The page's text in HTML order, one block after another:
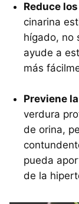
Reduce
cinarina
hígado, no
ayude a
más
Previene
verdura
de orina,
pueda
de la